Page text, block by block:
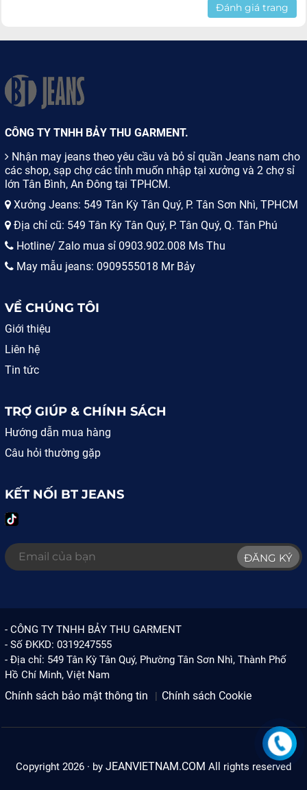
Đánh giá trang
CÔNG TY TNHH BẢY THU GARMENT.
Nhận may jeans theo yêu cầu và bỏ sỉ quần Jeans nam cho
các shop, sạp chợ các tỉnh muốn nhập tại xưởng và 2 chợ sỉ
lớn Tân Bình, An Đông tại TPHCM.
Xưởng Jeans: 549 Tân Kỳ Tân Quý, P. Tân Sơn Nhì, TPHCM
Địa chỉ cũ: 549 Tân Kỳ Tân Quý, P. Tân Quý, Q. Tân Phú
Hotline/ Zalo mua sỉ 0903.902.008 Ms Thu
May mẫu jeans: 0909555018 Mr Bảy
VỀ CHÚNG TÔI
Giới thiệu
Liên hệ
Tin tức
TRỢ GIÚP & CHÍNH SÁCH
Hướng dẫn mua hàng
Câu hỏi thường gặp
KẾT NỐI BT JEANS
ĐĂNG KÝ
- CÔNG TY TNHH BẢY THU GARMENT
- Số ĐKKD: 0319247555
- Địa chỉ: 549 Tân Kỳ Tân Quý, Phường Tân Sơn Nhì, Thành Phố
Hồ Chí Minh, Việt Nam
Chính sách bảo mật thông tin Chính sách Cookie
Copyright 2026 · by JEANVIETNAM.COM All rights reserved